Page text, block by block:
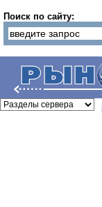
Поиск по сайту: